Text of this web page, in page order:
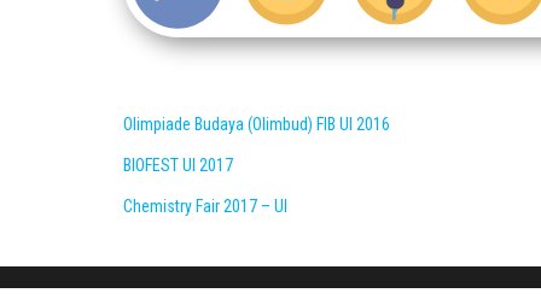
Olimpiade Budaya (Olimbud) FIB UI 2016
BIOFEST UI 2017
Chemistry Fair 2017 – UI